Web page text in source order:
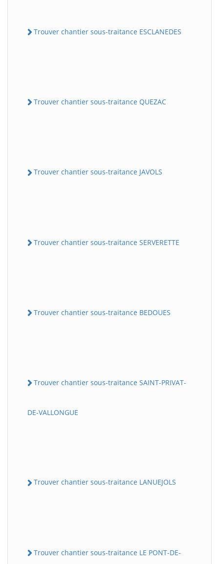
Trouver chantier sous-traitance ESCLANEDES
Trouver chantier sous-traitance QUEZAC
Trouver chantier sous-traitance JAVOLS
Trouver chantier sous-traitance SERVERETTE
Trouver chantier sous-traitance BEDOUES
Trouver chantier sous-traitance SAINT-PRIVAT-
DE-VALLONGUE
Trouver chantier sous-traitance LANUEJOLS
Trouver chantier sous-traitance LE PONT-DE-